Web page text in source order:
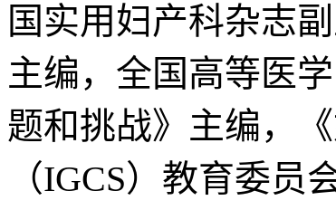
国实用妇产科杂志
主编，全国高等医
题和挑战》主编，
（IGCS）教育委